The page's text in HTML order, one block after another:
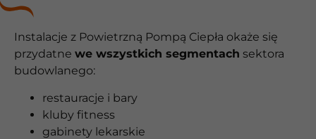
Instalacje z Powietrzną Pompą Ciepła okaże się
przydatne we wszystkich segmentach sektora
budowlanego:
restauracje i bary
kluby fitness
gabinety lekarskie